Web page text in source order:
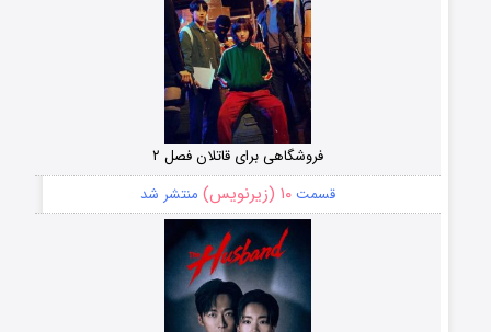
فروشگاهی برای قاتلان فصل ۲
قسمت۱۰ (زیرنویس) منتشر شد